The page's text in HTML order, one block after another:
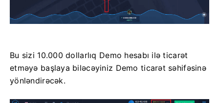
Bu sizi 10.000 dollarlıq Demo hesabı ilə ticarət
etməyə başlaya biləcəyiniz Demo ticarət səhifəsinə
yönləndirəcək.